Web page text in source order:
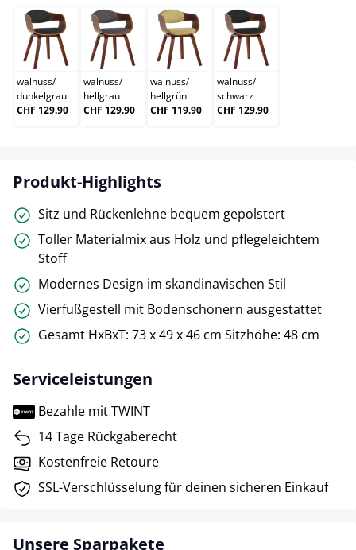
walnuss/dunkelgrau
walnuss/
dunkelgrau
CHF 129.90
walnuss/hellgrau
walnuss/
hellgrau
CHF 129.90
walnuss/hellgrün
walnuss/
hellgrün
CHF 119.90
walnuss/schwarz
walnuss/
schwarz
CHF 129.90
Produkt-Highlights
Sitz und Rückenlehne bequem gepolstert
Toller Materialmix aus Holz und pflegeleichtem
Stoff
Modernes Design im skandinavischen Stil
Vierfußgestell mit Bodenschonern ausgestattet
Gesamt HxBxT: 73 x 49 x 46 cm Sitzhöhe: 48 cm
Serviceleistungen
Bezahle mit TWINT
14 Tage Rückgaberecht
Kostenfreie Retoure
SSL-Verschlüsselung für deinen sicheren Einkauf
Unsere Sparpakete